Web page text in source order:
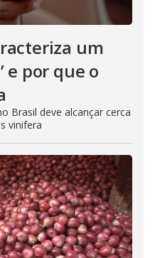
um
e por que o
Brasil deve alcançar cerca
vinifera